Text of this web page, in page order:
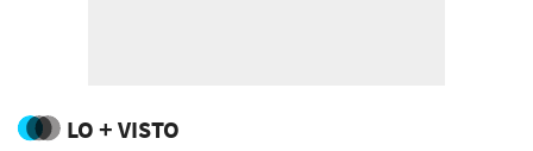
LO + VISTO